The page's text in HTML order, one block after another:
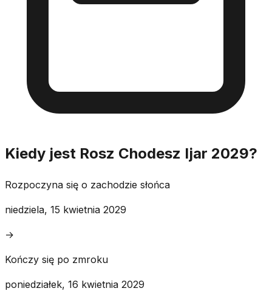
Kiedy jest Rosz Chodesz Ijar 2029?
Rozpoczyna się o zachodzie słońca
niedziela, 15 kwietnia 2029
→
Kończy się po zmroku
poniedziałek, 16 kwietnia 2029